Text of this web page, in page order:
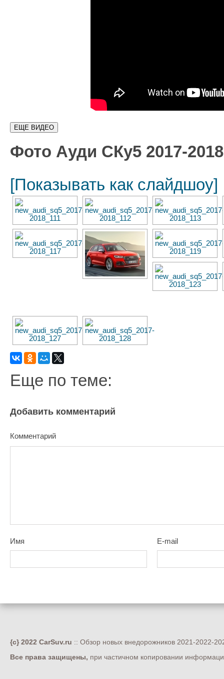
Фото Ауди СКу5 2017-
[Показывать как слайдшоу]
Еще по теме:
Добавить комментарий
Комментарий
Имя E-mail
{c} 2022 CarSuv.ru :: Обзор новых внедорожников 2021-2022-
Все права защищены, при частичном копировании